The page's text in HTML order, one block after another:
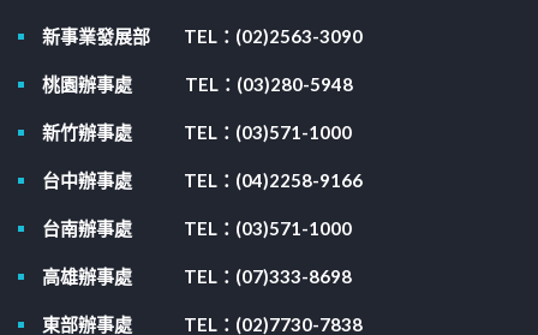
新事業發展部 TEL：(02)2563-3090
桃園辦事處 TEL：(03)280-5948
新竹辦事處 TEL：(03)571-1000
台中辦事處 TEL：(04)2258-9166
台南辦事處 TEL：(03)571-1000
高雄辦事處 TEL：(07)333-8698
東部辦事處 TEL：(02)7730-7838